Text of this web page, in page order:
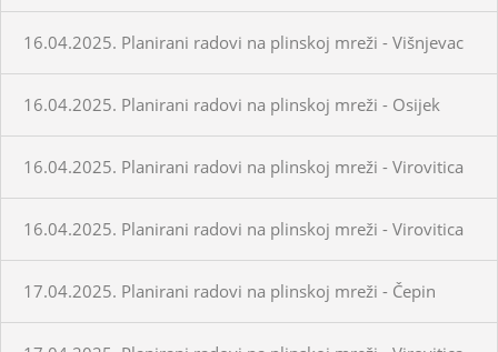
16.04.2025. Planirani radovi na plinskoj mreži - Višnjevac
16.04.2025. Planirani radovi na plinskoj mreži - Osijek
16.04.2025. Planirani radovi na plinskoj mreži - Virovitica
16.04.2025. Planirani radovi na plinskoj mreži - Virovitica
17.04.2025. Planirani radovi na plinskoj mreži - Čepin